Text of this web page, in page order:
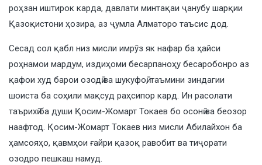
роҳзан иштирок карда, давлати минтақаи ҷанубу шарқии
Қазоқистони ҳозира, аз ҷумла Алматоро таъсис дод.
Сесад сол қабл низ мисли имрӯз як нафар ба ҳайси
роҳнамои мардум, издиҳоми бесарпаноҳу бесаробонро аз
қафои худ барои озодӣ ва шукуфоӣ, таъмини зиндагии
шоиста ба соҳили мақсуд раҳсипор кард. Ин расолати
таърихӣ ба души Қосим-Жомарт Токаев бо осонӣ ва беозор
наафтод. Қосим-Жомарт Токаев низ мисли Абилайхон ба
ҳамсояҳо, қавмҳои ғайри қазоқ равобит ва тиҷорати
озодро пешкаш намуд.